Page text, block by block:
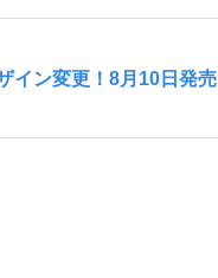
イン変更！8月10日発売